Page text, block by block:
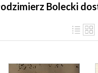
Bolecki